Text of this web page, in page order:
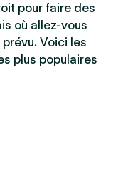
pour faire des
où allez-vous
Voici les
plus populaires